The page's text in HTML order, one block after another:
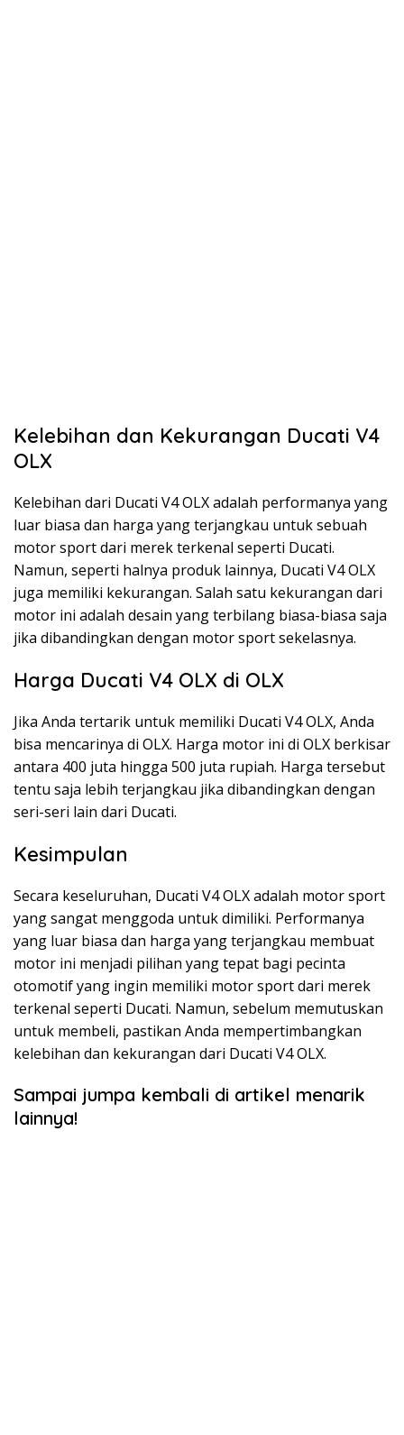
Kelebihan dan Kekurangan Ducati V4
OLX
Kelebihan dari Ducati V4 OLX adalah performanya yang
luar biasa dan harga yang terjangkau untuk sebuah
motor sport dari merek terkenal seperti Ducati.
Namun, seperti halnya produk lainnya, Ducati V4 OLX
juga memiliki kekurangan. Salah satu kekurangan dari
motor ini adalah desain yang terbilang biasa-biasa saja
jika dibandingkan dengan motor sport sekelasnya.
Harga Ducati V4 OLX di OLX
Jika Anda tertarik untuk memiliki Ducati V4 OLX, Anda
bisa mencarinya di OLX. Harga motor ini di OLX berkisar
antara 400 juta hingga 500 juta rupiah. Harga tersebut
tentu saja lebih terjangkau jika dibandingkan dengan
seri-seri lain dari Ducati.
Kesimpulan
Secara keseluruhan, Ducati V4 OLX adalah motor sport
yang sangat menggoda untuk dimiliki. Performanya
yang luar biasa dan harga yang terjangkau membuat
motor ini menjadi pilihan yang tepat bagi pecinta
otomotif yang ingin memiliki motor sport dari merek
terkenal seperti Ducati. Namun, sebelum memutuskan
untuk membeli, pastikan Anda mempertimbangkan
kelebihan dan kekurangan dari Ducati V4 OLX.
Sampai jumpa kembali di artikel menarik
lainnya!